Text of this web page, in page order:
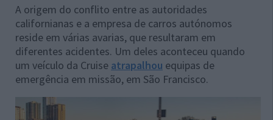
A origem do conflito entre as autoridades
californianas e a empresa de carros autónomos
reside em várias avarias, que resultaram em
diferentes acidentes. Um deles aconteceu quando
um veículo da Cruise atrapalhou equipas de
emergência em missão, em São Francisco.